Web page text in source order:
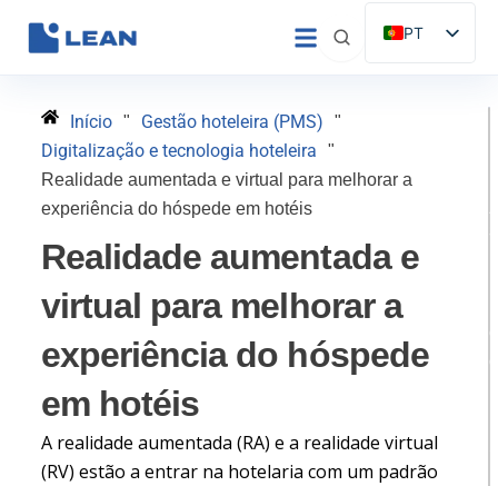
PT
ES
FR
Início " Gestão hoteleira (PMS) "
Digitalização e tecnologia hoteleira
"
Realidade aumentada e virtual para melhorar a
experiência do hóspede em hotéis
Realidade aumentada e
virtual para melhorar a
experiência do hóspede
em hotéis
A realidade aumentada (RA) e a realidade virtual
(RV) estão a entrar na hotelaria com um padrão